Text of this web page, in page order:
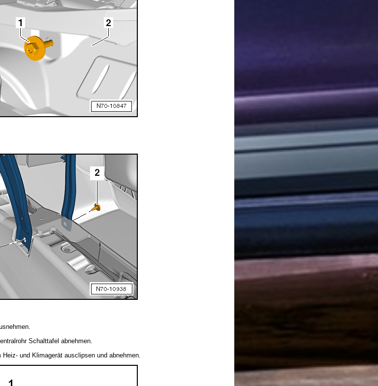
Schalttafel abnehmen.
und Klimagerät ausclipsen und abnehmen.